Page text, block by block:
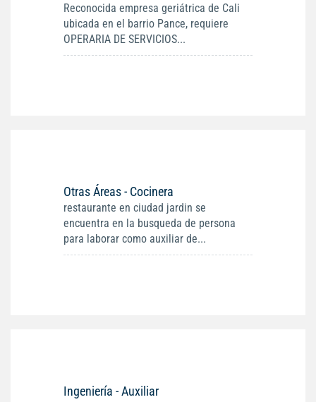
Reconocida empresa geriátrica de Cali
ubicada en el barrio Pance, requiere
OPERARIA DE SERVICIOS...
Otras Áreas - Cocinera
restaurante en ciudad jardin se
encuentra en la busqueda de persona
para laborar como auxiliar de...
Ingeniería - Auxiliar